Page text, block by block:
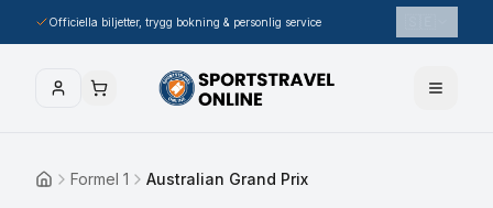
Officiella biljetter, trygg bokning & personlig service
Hem Formel 1 Australian Grand Prix